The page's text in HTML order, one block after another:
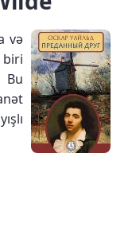
və
Bu